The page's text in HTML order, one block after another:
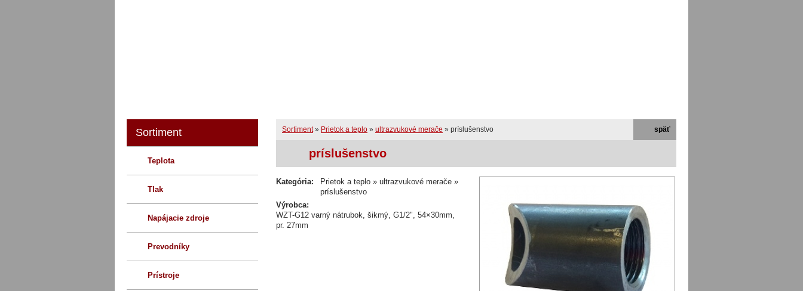
Sortiment
Teplota
Tlak
Napájacie zdroje
Prevodníky
Prístroje
späť
Sortiment » Prietok a teplo » ultrazvukové merače » príslušenstvo
príslušenstvo
Kategória:
Prietok a teplo » ultrazvukové merače »
príslušenstvo
Výrobca:
WZT-G12 varný nátrubok, šikmý, G1/2", 54×30mm,
pr. 27mm